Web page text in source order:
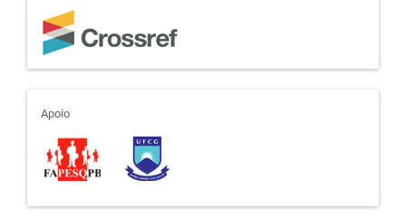
apoio
Apoio